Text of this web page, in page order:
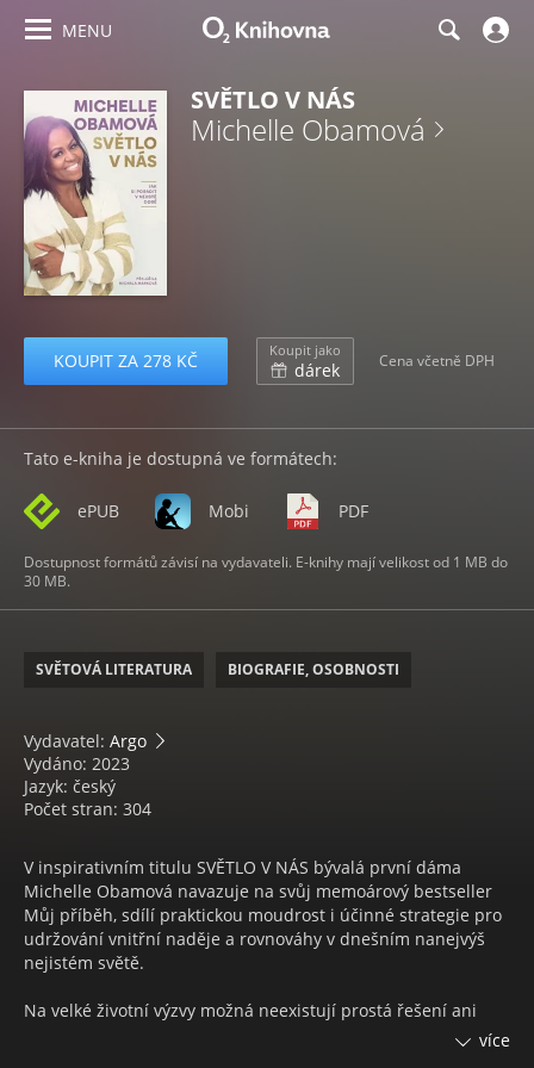
MENU
SVĚTLO V NÁS
Michelle Obamová
KOUPIT ZA 278 KČ Koupit jako
dárek Cena včetně DPH
Tato e-kniha je dostupná ve formátech:
ePUB Mobi PDF
Dostupnost formátů závisí na vydavateli. E-knihy mají velikost od 1 MB do
30 MB.
SVĚTOVÁ LITERATURA BIOGRAFIE, OSOBNOSTI
Vydavatel: Argo
Vydáno: 2023
Jazyk: český
Počet stran: 304
V inspirativním titulu SVĚTLO V NÁS bývalá první dáma
Michelle Obamová navazuje na svůj memoárový bestseller
Můj příběh, sdílí praktickou moudrost i účinné strategie pro
udržování vnitřní naděje a rovnováhy v dnešním nanejvýš
nejistém světě.
Na velké životní výzvy možná neexistují prostá řešení ani
pádné odpovědi, ale Michelle Obamová věří, že všichni
více